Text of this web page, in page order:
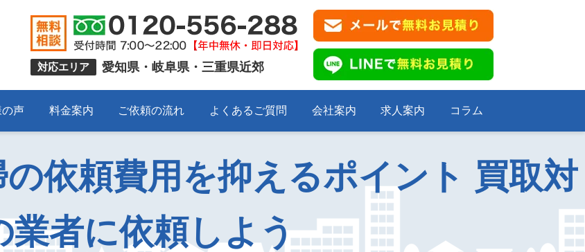
対応エリア 愛知県・岐阜県・三重県近郊
の声 料金案内 ご依頼の流れ よくあるご質問 会社案内 求人案内 コラム
の依頼費用を抑えるポイント 買取対
業者に依頼しよう